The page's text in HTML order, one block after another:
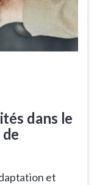
dans le
et